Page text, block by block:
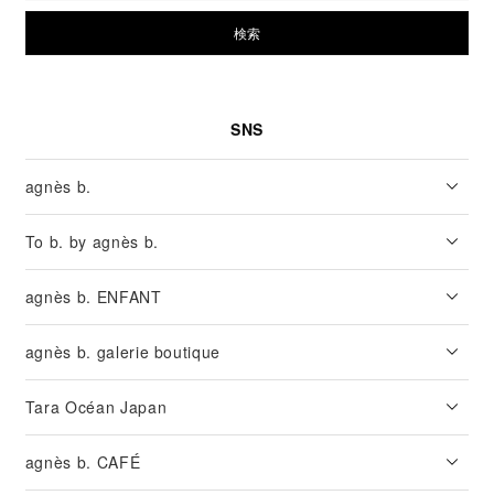
検索
SNS
agnès b.
To b. by agnès b.
agnès b. ENFANT
agnès b. galerie boutique
Tara Océan Japan
agnès b. CAFÉ